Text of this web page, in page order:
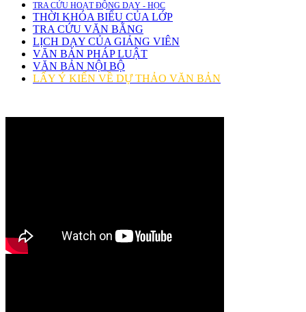
TRA CỨU HOẠT ĐỘNG DẠY - HỌC
THỜI KHÓA BIỂU CỦA LỚP
TRA CỨU VĂN BẰNG
LỊCH DẠY CỦA GIẢNG VIÊN
VĂN BẢN PHÁP LUẬT
VĂN BẢN NỘI BỘ
LẤY Ý KIẾN VỀ DỰ THẢO VĂN BẢN